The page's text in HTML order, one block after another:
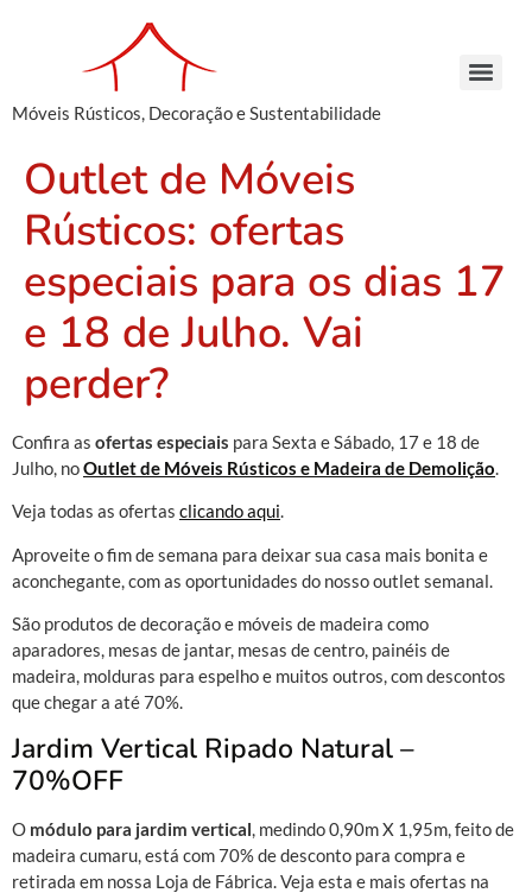
Móveis Rústicos, Decoração e Sustentabilidade
Outlet de Móveis
Rústicos: ofertas
especiais para os dias 17
e 18 de Julho. Vai
perder?
Confira as ofertas especiais para Sexta e Sábado, 17 e 18 de
Julho, noOutlet de Móveis Rústicos e Madeira de Demolição.
Veja todas as ofertas clicando aqui.
Aproveite o fim de semana para deixar sua casa mais bonita e
aconchegante, com as oportunidades do nosso outlet semanal.
São produtos de decoração e móveis de madeira como
aparadores, mesas de jantar, mesas de centro, painéis de
madeira, molduras para espelho e muitos outros, com descontos
que chegar a até 70%.
Jardim Vertical Ripado Natural –
70%OFF
O módulo para jardim vertical , medindo 0,90m X 1,95m, feito de
madeira cumaru, está com 70% de desconto para compra e
retirada em nossa Loja de Fábrica. Veja esta e mais ofertas na